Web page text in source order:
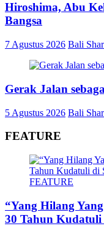
Hiroshima, Abu
Bangsa
7 Agustus 2026 Bali
Gerak Jalan
5 Agustus 2026 Bali
FEATURE
FEATURE
“Yang Hilang
30 Tahun